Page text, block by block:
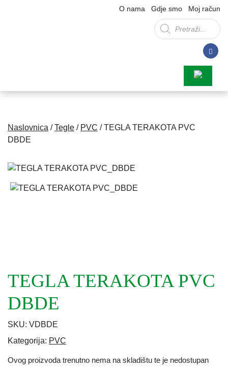
O nama Gdje smo Moj račun
Products
search
Naslovnica /Tegle / PVC / TEGLA TERAKOTA PVC
DBDE
TEGLA TERAKOTA PVC
DBDE
SKU: VDBDE
Kategorija: PVC
Ovog proizvoda trenutno nema na skladištu te je nedostupan